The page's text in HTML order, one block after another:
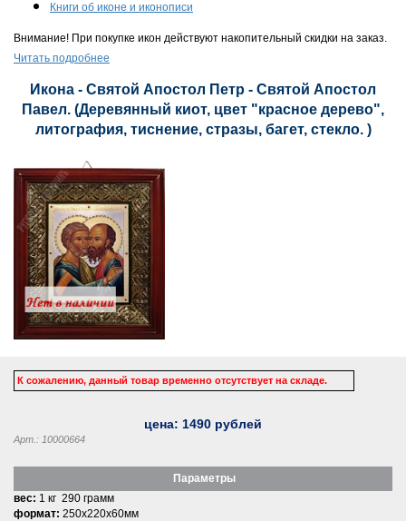
Книги об иконе и иконописи
Внимание! При покупке икон действуют накопительный скидки на заказ.
Читать подробнее
Икона - Святой Апостол Петр - Святой Апостол
Павел. (Деревянный киот, цвет "красное дерево",
литография, тиснение, стразы, багет, стекло. )
К сожалению, данный товар временно отсутствует на складе.
цена: 1490 рублей
Арт.: 10000664
Параметры
вес: 1 кг 290 грамм
формат: 250x220x60мм